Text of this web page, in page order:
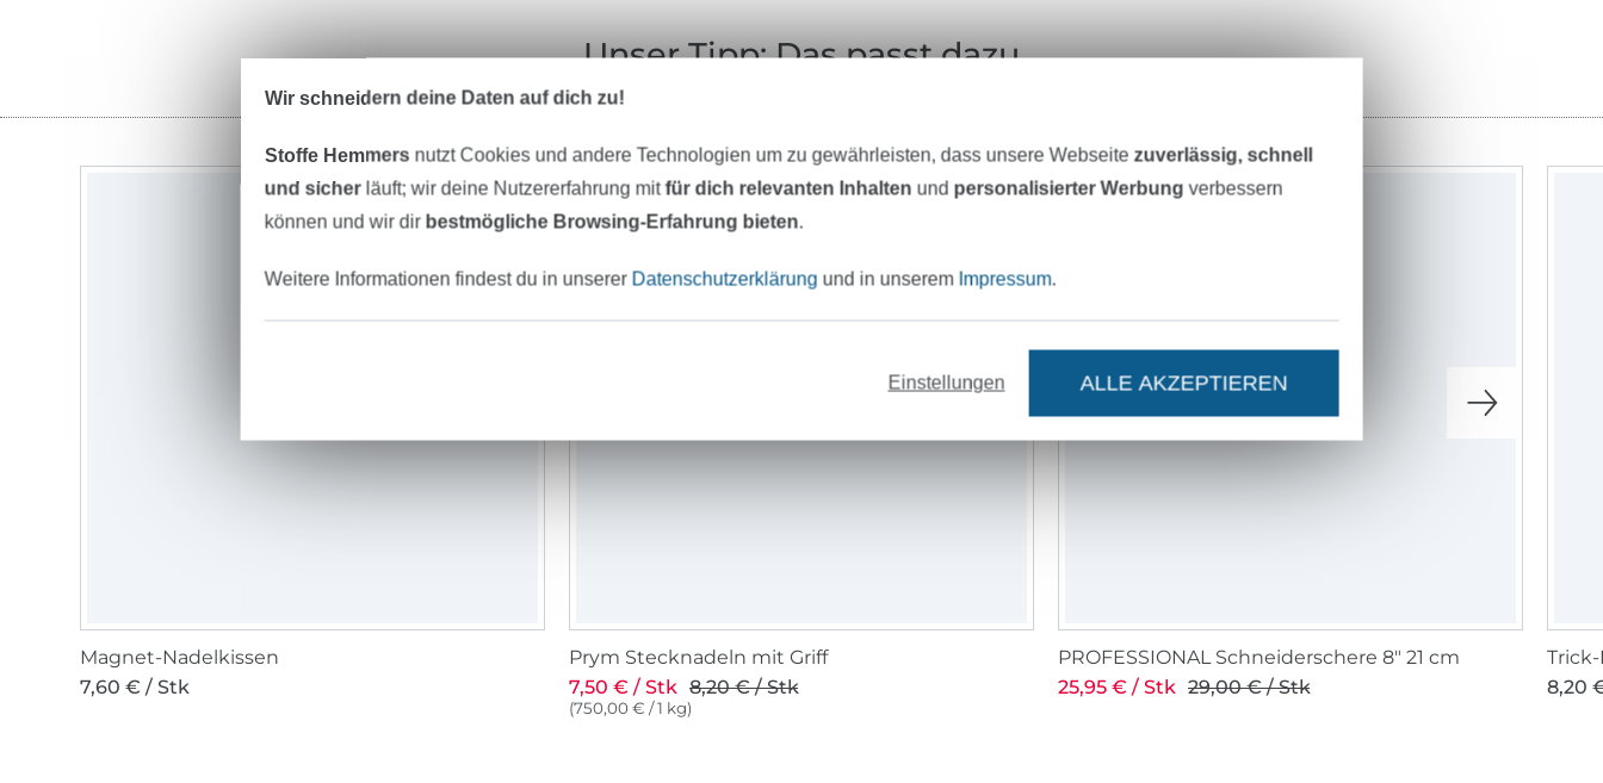
Unser Tipp: Das passt dazu
Magnet-Nadelkissen
7,60 € / Stk
-9%
Prym Stecknadeln mit Griff
7,50 € / Stk 8,20 € / Stk
(750,00 € / 1 kg)
-11%
PROFESSIONAL Schneiderschere 8" 21 cm
25,95 € / Stk 29,00 € / Stk
8,20
Wir schneidern deine Daten auf dich zu!
Stoffe Hemmers nutzt Cookies und andere Technologien um zu gewährleisten, dass unsere Webseitezuverlässig, schnell
und sicherläuft; wir deine Nutzererfahrung mitfür dich relevanten Inhalten und personalisierter Werbung verbessern
können und wir dir bestmögliche Browsing-Erfahrung bieten.
Weitere Informationen findest du in unserer Datenschutzerklärung und in unserem Impressum.
Einstellungen ALLE AKZEPTIEREN